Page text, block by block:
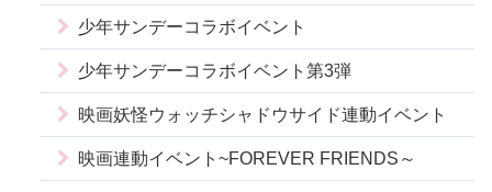
少年サンデーコラボイベント
少年サンデーコラボイベント第3弾
映画妖怪ウォッチシャドウサイド連動イベント
映画連動イベント~FOREVER FRIENDS～